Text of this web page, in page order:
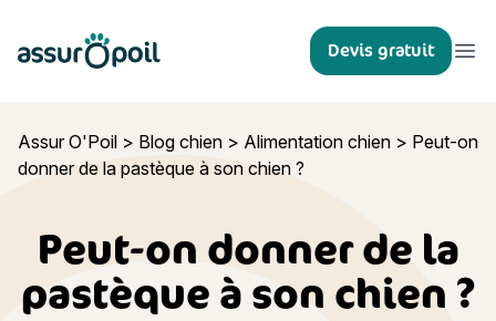
Assur O'Poil Devis gratuit
Assur O'Poil > Blog chien > Alimentation chien > Peut-on
donner de la pastèque à son chien ?
Peut-on donner de la
pastèque à son chien ?